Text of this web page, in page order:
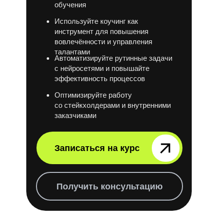
Автоматизируйте рутинные задачи
с нейросетями и повышайте
эффективность процессов
Используйте коучинг как
инструмент для повышения
вовлечённости и управления
талантами
Оптимизируйте работу
со стейкхолдерами и внутренними
заказчиками
обучения
Получить консультацию
Записаться на курс⠀⠀⠀⠀